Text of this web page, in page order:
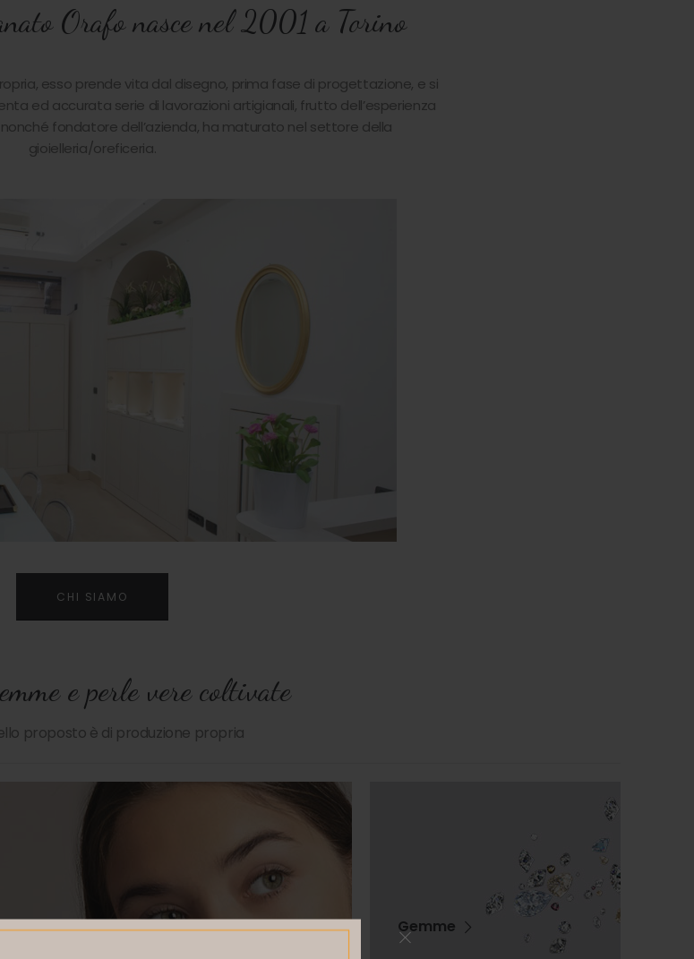
Orafo nasce nel 2001 a Torino
esso prende vita dal disegno, prima fase di progettazione, e si
ed accurata serie di lavorazioni artigianali, frutto dell’esperienza
fondatore dell’azienda, ha maturato nel settore della
gioielleria/oreficeria.
CHI SIAMO
e perle vere coltivate
proposto è di produzione propria
Gemme